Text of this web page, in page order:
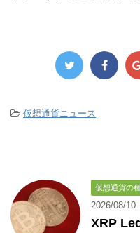
-仮想通貨ニュース
仮想通貨の
2026/08/10
XRP